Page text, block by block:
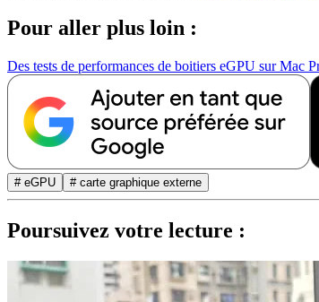
Pour aller plus loin :
Des tests de performances de boitiers eGPU sur Mac
# eGPU # carte graphique externe
Poursuivez votre lecture :